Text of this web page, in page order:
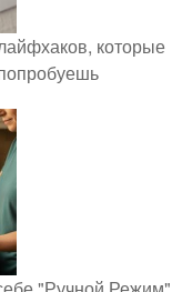
которые